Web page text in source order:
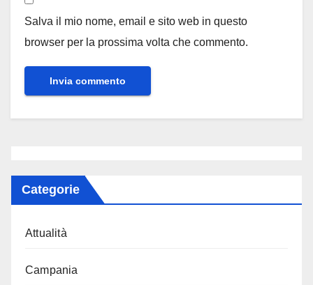
Salva il mio nome, email e sito web in questo
browser per la prossima volta che commento.
Categorie
Attualità
Campania